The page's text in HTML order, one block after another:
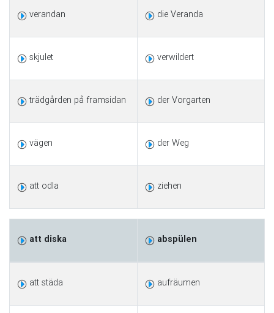
verandan die Veranda
skjulet verwildert
trädgården på framsidan der Vorgarten
vägen der Weg
att odla ziehen
att diska abspülen
att städa aufräumen